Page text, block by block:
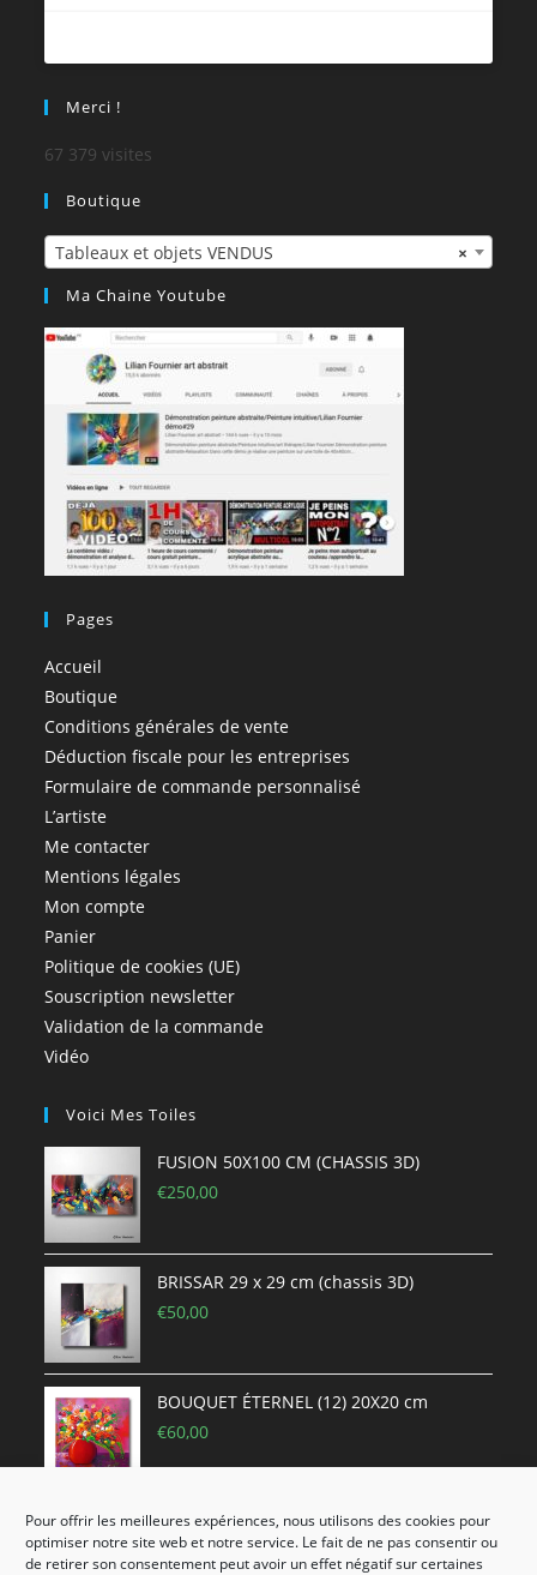
Pour offrir les meilleures expériences, nous utilisons des cookies pour
optimiser notre site web et notre service. Le fait de ne pas consentir ou
de retirer son consentement peut avoir un effet négatif sur certaines
Merci !
67 379 visites
Boutique
×
Tableaux et objets VENDUS
Ma Chaine Youtube
Pages
Accueil
Boutique
Conditions générales de vente
Déduction fiscale pour les entreprises
Formulaire de commande personnalisé
L’artiste
Me contacter
Mentions légales
Mon compte
Panier
Politique de cookies (UE)
Souscription newsletter
Validation de la commande
Vidéo
Voici Mes Toiles
FUSION 50X100 CM (CHASSIS 3D)
€250,00
BRISSAR 29 x 29 cm (chassis 3D)
€50,00
BOUQUET ÉTERNEL (12) 20X20 cm
€60,00
RÊVES ROSE 50X65 CM sur toile en lin
2cm